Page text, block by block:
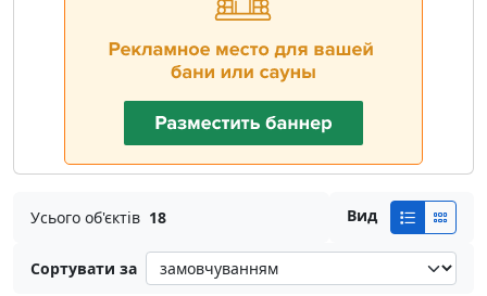
Усього об'єктів 18 Вид
Сортувати за